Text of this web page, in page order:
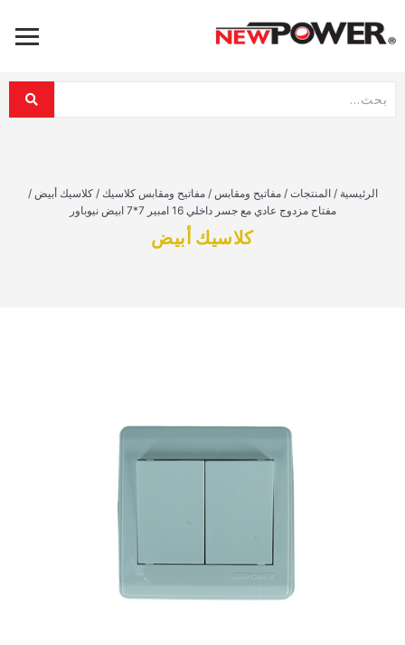
الرئيسية / المنتجات / مفاتيح ومقابس / مفاتيح ومقابس كلاسيك / كلاسيك أبيض /
مفتاح مزدوج عادي مع جسر داخلي 16 امبير 7*7 ابيض نيوباور
كلاسيك أبيض